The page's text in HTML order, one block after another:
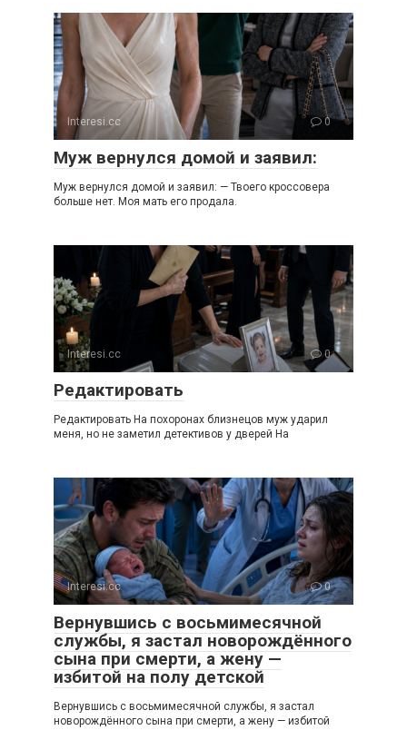
Interesi.cc 0
Муж вернулся домой и заявил:
Муж вернулся домой и заявил: — Твоего кроссовера
больше нет. Моя мать его продала.
Interesi.cc 0
Редактировать
Редактировать На похоронах близнецов муж ударил
меня, но не заметил детективов у дверей На
Interesi.cc 0
Вернувшись с восьмимесячной
службы, я застал новорождённого
сына при смерти, а жену —
избитой на полу детской
Вернувшись с восьмимесячной службы, я застал
новорождённого сына при смерти, а жену — избитой